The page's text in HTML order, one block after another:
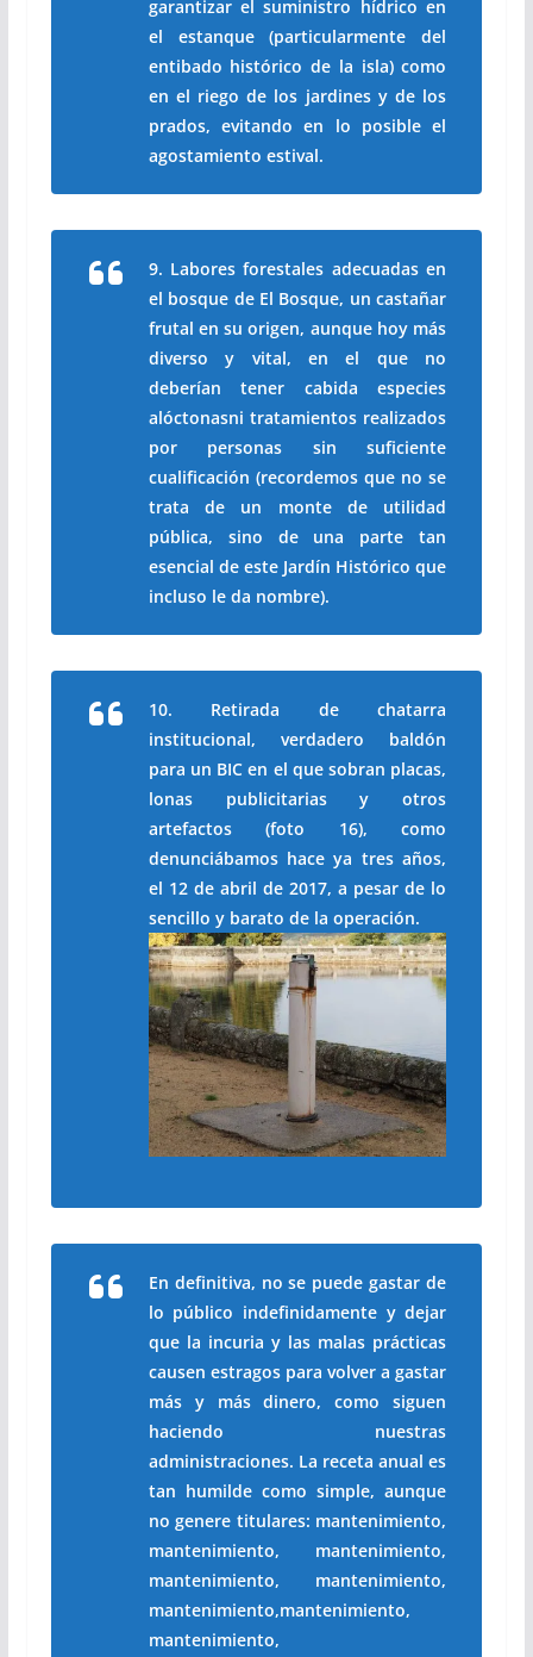
garantizar el suministro hídrico en
el estanque (particularmente del
entibado histórico de la isla) como
en el riego de los jardines y de los
prados, evitando en lo posible el
agostamiento estival.
9. Labores forestales adecuadas en
el bosque de El Bosque, un castañar
frutal en su origen, aunque hoy más
diverso y vital, en el que no
deberían tener cabida especies
alóctonasni tratamientos realizados
por personas sin suficiente
cualificación (recordemos que no se
trata de un monte de utilidad
pública, sino de una parte tan
esencial de este Jardín Histórico que
incluso le da nombre).
10. Retirada de chatarra
institucional, verdadero baldón
para un BIC en el que sobran placas,
lonas publicitarias y otros
artefactos (foto 16), como
denunciábamos hace ya tres años,
el 12 de abril de 2017, a pesar de lo
sencillo y barato de la operación.
En definitiva, no se puede gastar de
lo público indefinidamente y dejar
que la incuria y las malas prácticas
causen estragos para volver a gastar
más y más dinero, como siguen
haciendo nuestras
administraciones. La receta anual es
tan humilde como simple, aunque
no genere titulares: mantenimiento,
mantenimiento, mantenimiento,
mantenimiento, mantenimiento,
mantenimiento,mantenimiento,
mantenimiento,